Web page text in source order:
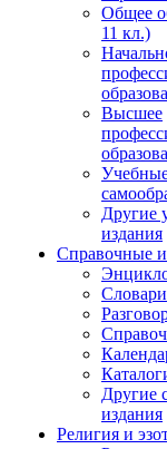
Общее
11 кл.)
Высшее
Другие
издания
Справочные
Словари
Другие
издания
Религия и